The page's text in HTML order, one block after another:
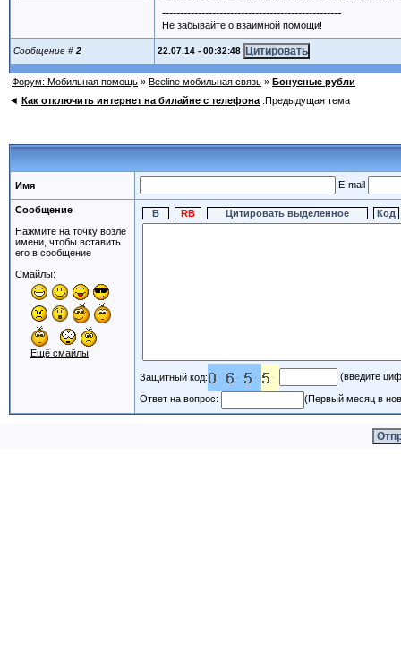
--------------------------------------------------
Не забывайте о взаимной помощи!
Сообщение # 2 22.07.14 - 00:32:48
Форум: Мобильная помощь » Beeline мобильная связь » Бонусные рубли
◄ Как отключить интернет на билайне с телефона :Предыдущая тема
Имя E-mail
Сообщение
Нажмите на точку возле
имени, чтобы вставить
его в сообщение
Смайлы:
Ещё смайлы
Защитный код: (введите
Ответ на вопрос: (Первый месяц в